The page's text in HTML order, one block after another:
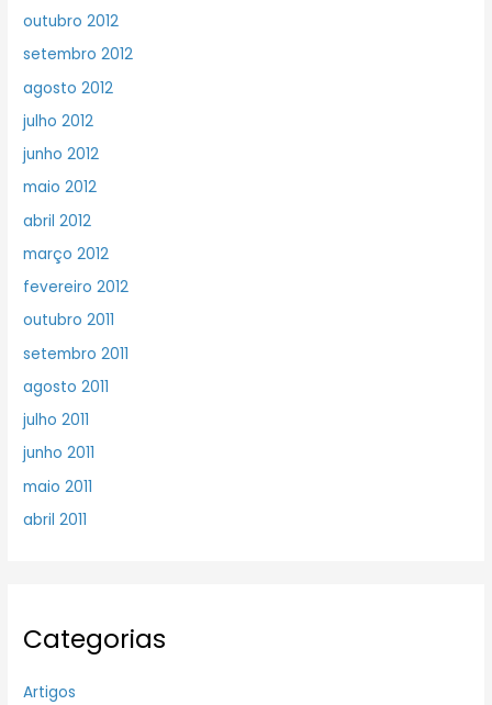
outubro 2012
setembro 2012
agosto 2012
julho 2012
junho 2012
maio 2012
abril 2012
março 2012
fevereiro 2012
outubro 2011
setembro 2011
agosto 2011
julho 2011
junho 2011
maio 2011
abril 2011
Categorias
Artigos